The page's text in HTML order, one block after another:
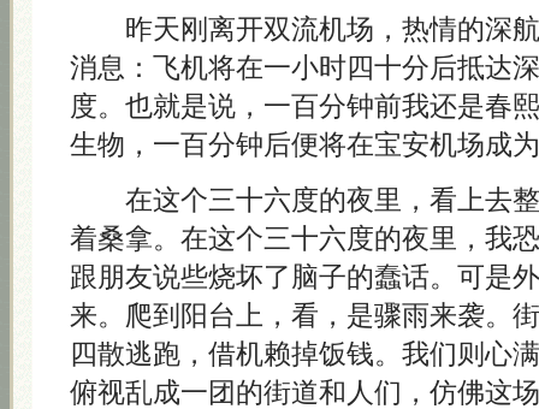
昨天刚离开双流机场，热情的深航
消息：飞机将在一小时四十分后抵达
度。也就是说，一百分钟前我还是春
生物，一百分钟后便将在宝安机场成
在这个三十六度的夜里，看上去整
着桑拿。在这个三十六度的夜里，我
跟朋友说些烧坏了脑子的蠢话。可是
来。爬到阳台上，看，是骤雨来袭。
四散逃跑，借机赖掉饭钱。我们则心
俯视乱成一团的街道和人们，仿佛这